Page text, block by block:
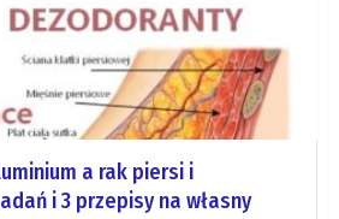
a rak piersi i
i 3 przepisy na własny